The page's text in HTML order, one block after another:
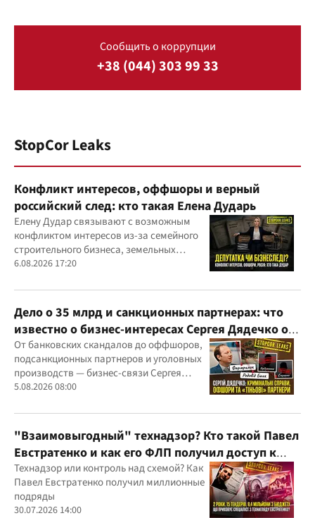
Сообщить о коррупции
+38 (044) 303 99 33
StopCor Leaks
Конфликт интересов, оффшоры и верный
российский след: кто такая Елена Дударь
Елену Дудар связывают с возможным
конфликтом интересов из-за семейного
строительного бизнеса, земельных
скандалов, судебных дел
6.08.2026 17:20
Дело о 35 млрд и санкционных партнерах: что
известно о бизнес-интересах Сергея Дядечко от
"Родовид Банка" до "ФАРМАСЕЛ"
От банковских скандалов до оффшоров,
подсанкционных партнеров и уголовных
производств — бизнес-связи Сергея
Дядечко до сих пор простираются через
юрисдикций
5.08.2026 08:00
"Взаимовыгодный" технадзор? Кто такой Павел
Евстратенко и как его ФЛП получил доступ к
бюджетным миллионам?
Технадзор или контроль над схемой? Как
Павел Евстратенко получил миллионные
подряды
30.07.2026 14:00